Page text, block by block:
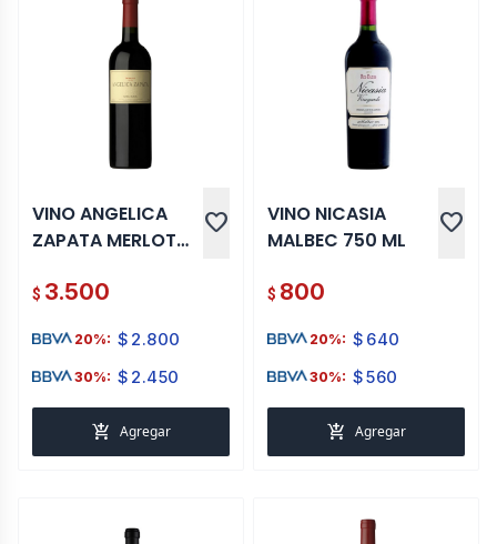
VINO ANGELICA
ZAPATA MERLOT
favorite
$ 3.500
20%: $ 2.800
30%: $ 2.450
add_shopping_cart Agregar
VINO NICASIA
MALBEC 750 ML
favorite
$ 800
20%: $ 640
30%: $560
add_shopping_cart Agregar